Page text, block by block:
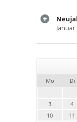
Januar
Mo Di
3
4
10
11